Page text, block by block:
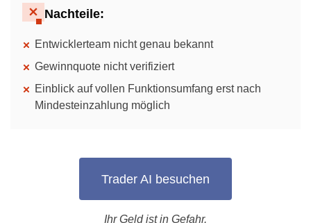
Nachteile:
Entwicklerteam nicht genau bekannt
Gewinnquote nicht verifiziert
Einblick auf vollen Funktionsumfang erst nach
Mindesteinzahlung möglich
Trader AI besuchen
Ihr Geld ist in Gefahr.